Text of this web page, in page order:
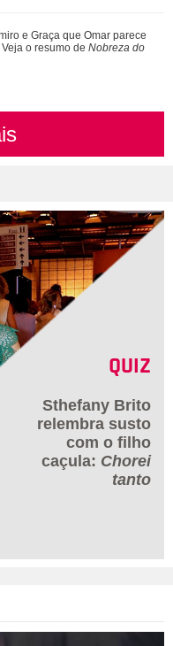
os famosos que já se
e Graça que Omar parece
o resumo de Nobreza do
QUIZ
Sthefany Brito
relembra susto
com o filho
caçula: Chorei
tanto